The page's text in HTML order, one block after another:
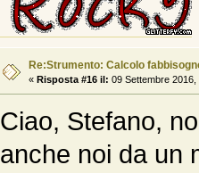
Re:Strumento: Calcolo
« Risposta #16 il: 09 Settembre 2016,
Ciao, Stefano,
anche noi da un